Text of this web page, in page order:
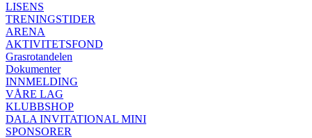
LISENS
TRENINGSTIDER
ARENA
AKTIVITETSFOND
Grasrotandelen
Dokumenter
INNMELDING
VÅRE LAG
KLUBBSHOP
DALA INVITATIONAL MINI
SPONSORER